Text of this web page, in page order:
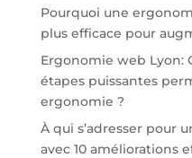
Pourquoi une
plus efficace pour
Ergonomie web Lyon:
étapes puissantes
ergonomie ?
À qui s’adresser pour
avec 10 améliorations